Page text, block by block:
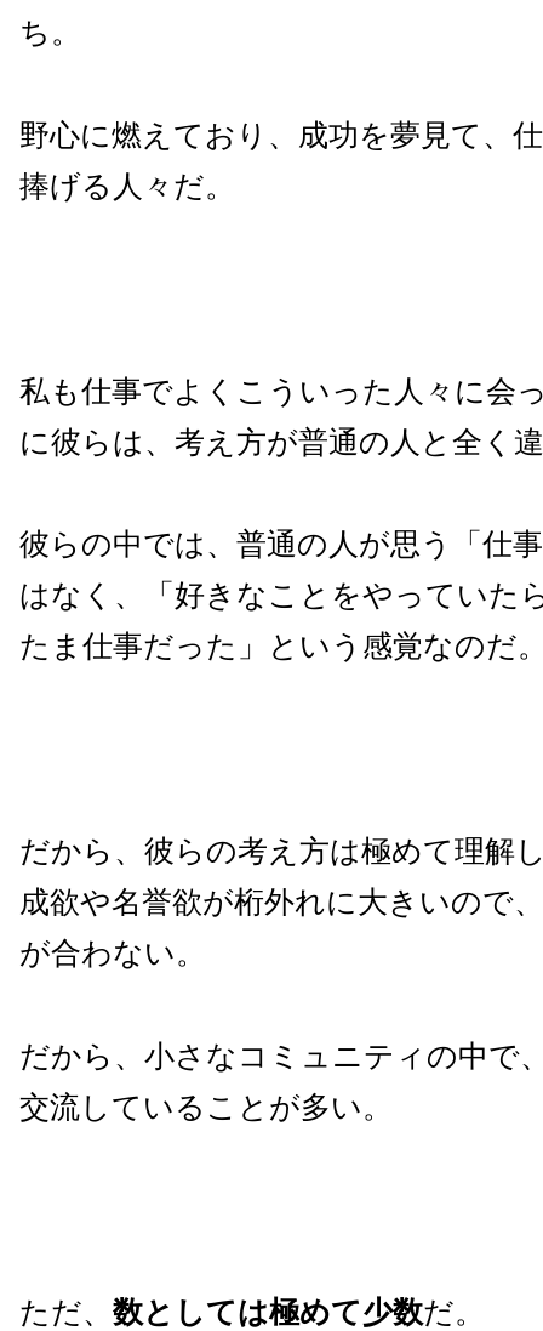
ち。
野心に燃えており、成功を夢見て、
捧げる人々だ。
私も仕事でよくこういった人々に会
に彼らは、考え方が普通の人と全く
彼らの中では、普通の人が思う「仕
はなく、「好きなことをやっていた
たま仕事だった」という感覚なのだ
だから、彼らの考え方は極めて理解
成欲や名誉欲が桁外れに大きいので
が合わない。
だから、小さなコミュニティの中で
交流していることが多い。
ただ、 数としては極めて少数だ。